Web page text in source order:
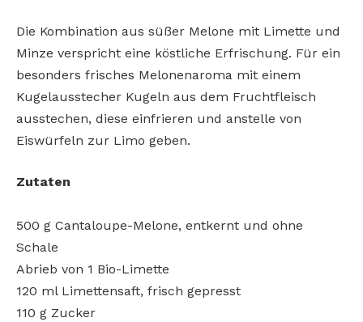
Die Kombination aus süßer Melone mit Limette und
Minze verspricht eine köstliche Erfrischung. Für ein
besonders frisches Melonenaroma mit einem
Kugelausstecher Kugeln aus dem Fruchtfleisch
ausstechen, diese einfrieren und anstelle von
Eiswürfeln zur Limo geben.
Zutaten
500 g Cantaloupe-Melone, entkernt und ohne
Schale
Abrieb von 1 Bio-Limette
120 ml Limettensaft, frisch gepresst
110 g Zucker